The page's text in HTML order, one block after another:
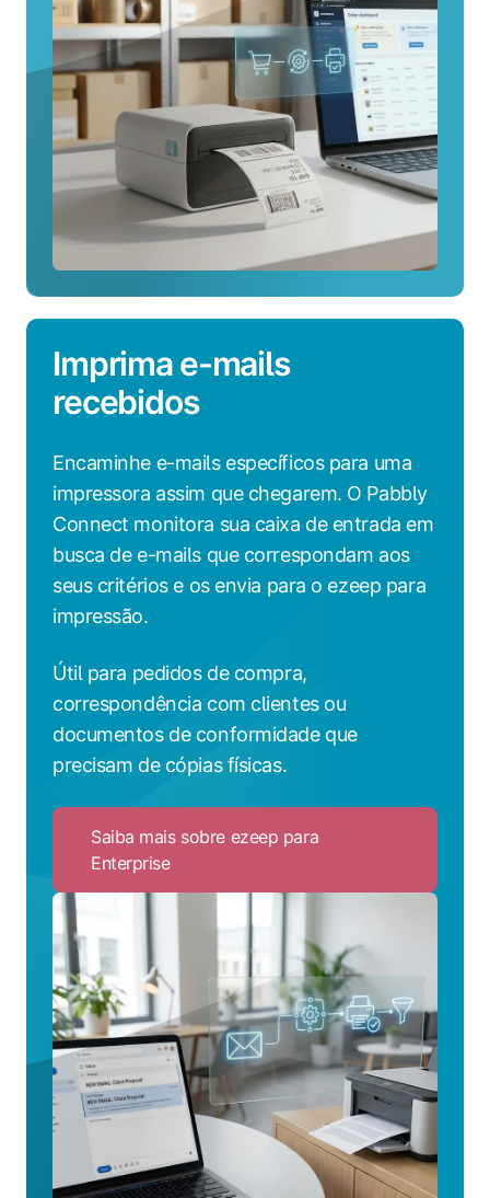
ajuda
o
varejo
imprimir
Imprima e-mails
recebidos
Encaminhe e-mails específicos para uma
impressora assim que chegarem. O Pabbly
Connect monitora sua caixa de entrada em
busca de e-mails que correspondam aos
seus critérios e os envia para o ezeep para
impressão.
Útil para pedidos de compra,
correspondência com clientes ou
documentos de conformidade que
precisam de cópias físicas.
Saiba mais sobre ezeep para
EnterpriseClick
to
ezeep
para
Enterprise